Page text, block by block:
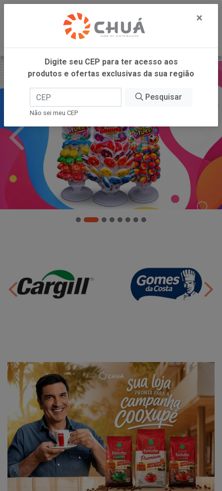
×
Digite seu CEP para ter acesso aos
produtos e ofertas exclusivas da sua região
Pesquisar
Não sei meu CEP